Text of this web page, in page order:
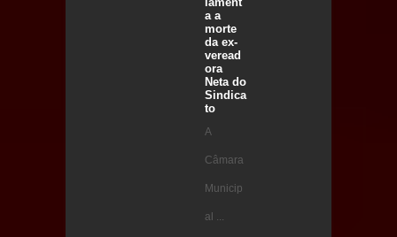
a a
morte
da ex-
veread
ora
Neta do
Sindica
to
A
Câmara
Municip
al ...